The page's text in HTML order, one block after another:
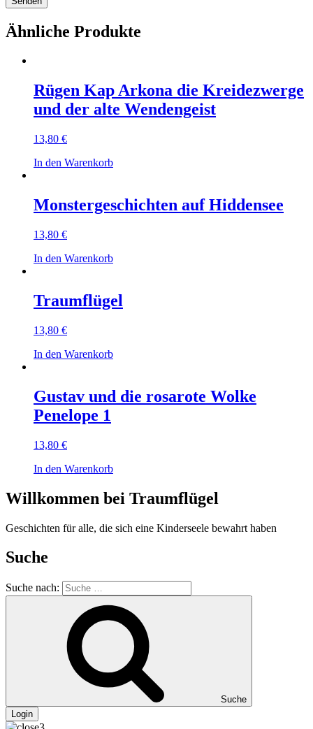
Ähnliche Produkte
Rügen Kap Arkona die Kreidezwerge
und der alte Wendengeist
13,80 €
In den Warenkorb
Monster­geschichten auf Hiddensee
13,80 €
In den Warenkorb
Traumflügel
13,80 €
In den Warenkorb
Gustav und die rosarote Wolke
Penelope 1
13,80 €
In den Warenkorb
Willkommen bei Traumflügel
Geschichten für alle, die sich eine Kinderseele bewahrt haben
Suche
Suche nach:
Suche
Login